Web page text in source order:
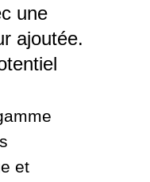
une
ajoutée.
et